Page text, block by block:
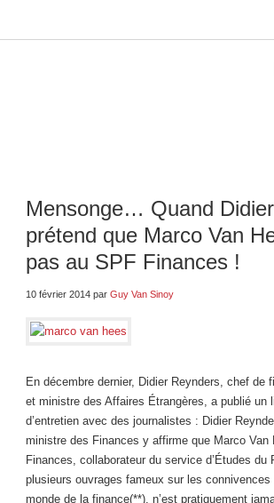
Mensonge… Quand
prétend que Marco Van
pas au SPF Finances !
10 février 2014 par Guy Van Sinoy
En décembre dernier, Didier Reynders, chef de
et ministre des Affaires Étrangères, a publié un
d’entretien avec des journalistes : Didier
ministre des Finances y affirme que Marco
Finances, collaborateur du service d’Études du
plusieurs ouvrages fameux sur les
monde de la finance(**), n’est pratiquement